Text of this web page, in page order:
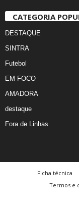
CATEGORIA
DESTAQUE
SINTRA
Futebol
EM FOCO
AMADORA
destaque
Fora de Linhas
Ficha técnica
Termos e